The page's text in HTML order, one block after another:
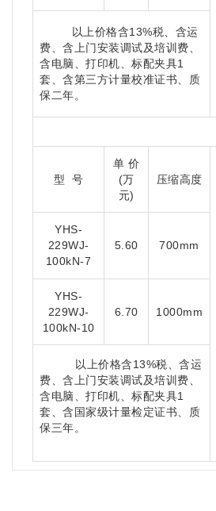
以上价格含13%税、含运
费、含上门安装调试及培训费、
含电脑、打印机、标配夹具1
套、 含第三方计量校准证书、质
保二年。
型 号
单 价
(万
元)
压缩高度
YHS-
229WJ-
100kN-7
5.60 700mm
YHS-
229WJ-
100kN-10
6.70 1000mm
以上价格含13%税、含运
费、含上门安装调试及培训费、
含电脑、打印机、标配夹具1
套、 含 国家级计量检定证书、质
保三年。